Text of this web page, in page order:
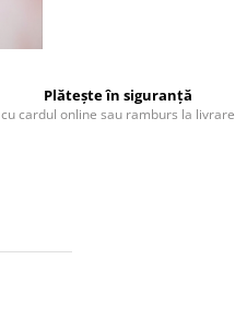
Plătește în siguranță
cu cardul online sau ramburs la livrare